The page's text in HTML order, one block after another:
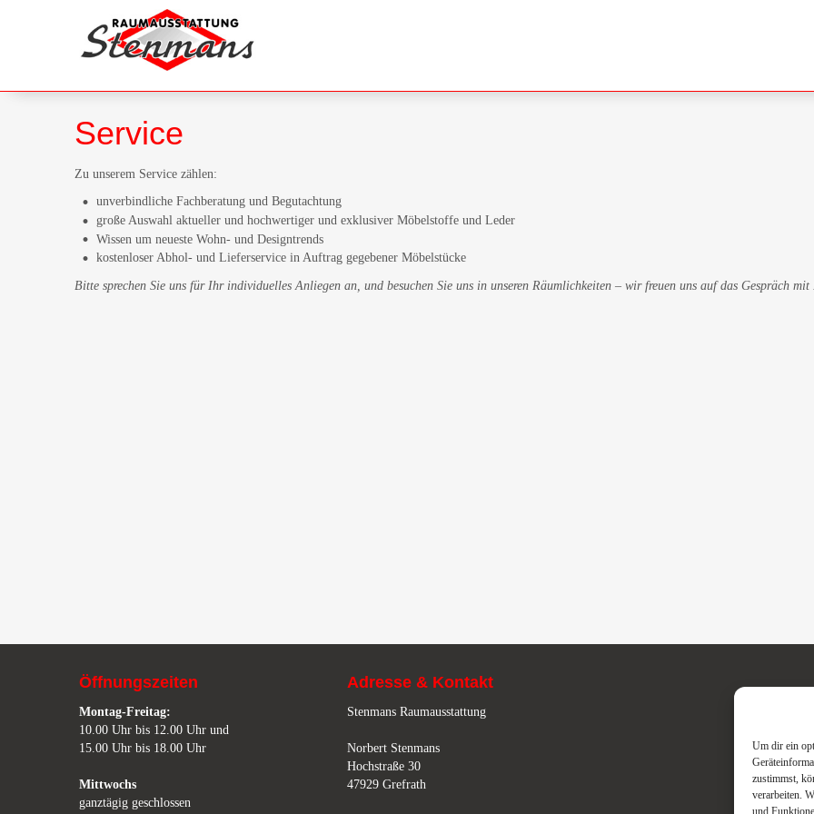
Um dir ein
zustimmst,
verarbeiten.
und
Service
Zu unserem Service zählen:
unverbindliche Fachberatung und Begutachtung
große Auswahl aktueller und hochwertiger und exklusiver Möbelstoffe und Leder
Wissen um neueste Wohn- und Designtrends
kostenloser Abhol- und Lieferservice in Auftrag gegebener Möbelstücke
Bitte sprechen Sie uns für Ihr individuelles Anliegen an, und besuchen Sie uns in unseren Räumlichkeiten – wir freuen uns auf das Gespräch mit
Öffnungszeiten
Montag-Freitag:
10.00 Uhr bis 12.00 Uhr und
15.00 Uhr bis 18.00 Uhr
Mittwochs
ganztägig geschlossen
Adresse & Kontakt
Stenmans Raumausstattung
Norbert Stenmans
Hochstraße 30
47929 Grefrath